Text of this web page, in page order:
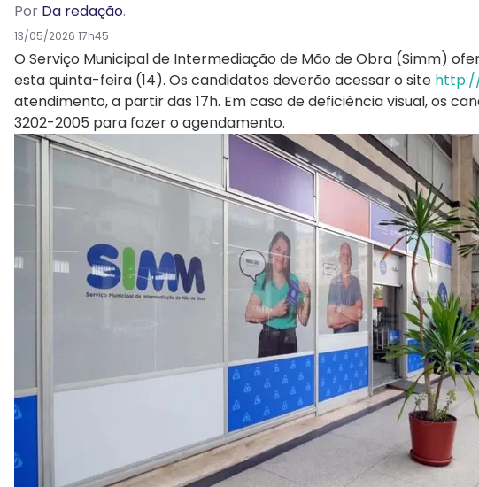
Por Da redação.
13/05/2026 17h45
O Serviço Municipal de Intermediação de Mão de Obra (Simm)
esta quinta-feira (14). Os candidatos deverão acessar o site
atendimento, a partir das 17h. Em caso de deficiência visual, os
3202-2005 para fazer o agendamento.